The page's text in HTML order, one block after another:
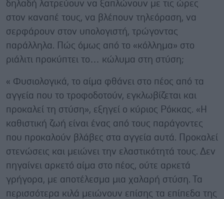
δηλαδή λατρεύουν να ξαπλώνουν με τις ώρες
στον καναπέ τους, να βλέπουν τηλεόραση, να
σερφάρουν στον υπολογιστή, τρώγοντας
παράλληλα. Πώς όμως από το «κόλλημα» στο
ριάλιτι προκύπτει το… κώλυμα στη στύση;
« Φυσιολογικά, το αίμα φθάνει στο πέος από τα
αγγεία που το τροφοδοτούν, εγκλωβίζεται και
προκαλεί τη στύση», εξηγεί ο κύριος Ρόκκας. «Η
καθιστική ζωή είναι ένας από τους παράγοντες
που προκαλούν βλάβες στα αγγεία αυτά. Προκαλεί
στενώσεις και μειώνει την ελαστικότητά τους. Δεν
πηγαίνει αρκετό αίμα στο πέος, ούτε αρκετά
γρήγορα, με αποτέλεσμα μια χαλαρή στύση. Τα
περισσότερα κιλά μειώνουν επίσης τα επίπεδα της